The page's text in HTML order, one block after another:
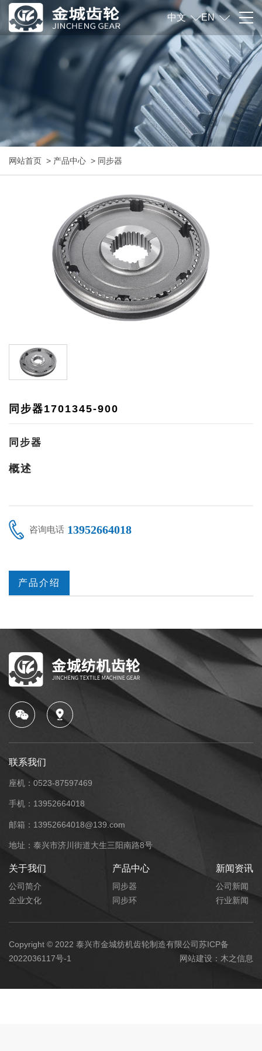
中文 EN
网站首页 > 产品中心 > 同步器
同步器1701345-900
同步器
概述
咨询电话 13952664018
产品介绍
联系我们
座机：0523-87597469
手机：13952664018
邮箱：13952664018@139.com
地址：泰兴市济川街道大生三阳南路8号
关于我们
公司简介
企业文化
产品中心
同步器
同步环
新闻资讯
公司新闻
行业新闻
Copyright © 2022 泰兴市金城纺机齿轮制造有限公司苏ICP备
2022036117号-1
网站建设： 木之信息